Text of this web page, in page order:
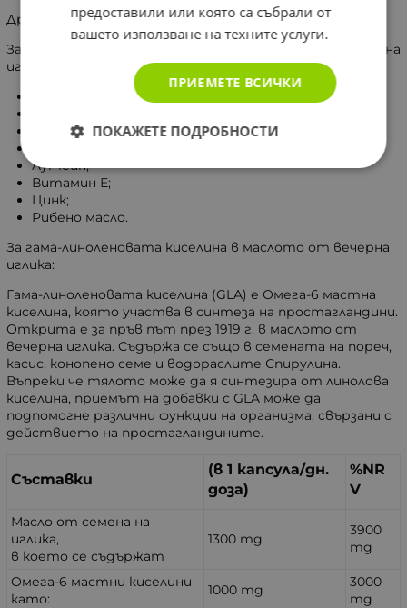
Други природни средства за комбиниране с маслото:
За оптимизиране на ефектите му маслото от вечерна
иглика може да се комбинира с:
Фитоестрогени;
Лутеин;
Витамин Е;
Цинк;
Рибено масло.
За гама-линоленовата киселина в маслото от вечерна
иглика:
Гама-линоленовата киселина (GLA) е Омега-6 мастна
киселина, която участва в синтеза на простагландини.
Открита е за пръв път през 1919 г. в маслото от
вечерна иглика. Съдържа се също в семената на пореч,
касис, конопено семе и водораслите Спирулина.
Въпреки че тялото може да я синтезира от линолова
киселина, приемът на добавки с GLA може да
подпомогне различни функции на организма, свързани с
действието на простагландините.
Съставки
(в 1 капсула/дн.
доза)
%NR
V
Масло от семена на
иглика,
в което се съдържат
1300 mg
3900
mg
Омега-6 мастни киселини
като:
1000 mg
3000
mg
предоставили или която са събрали от
вашето използване на техните услуги.
ПРИЕМЕТЕ ВСИЧКИ
ПОКАЖЕТЕ ПОДРОБНОСТИ